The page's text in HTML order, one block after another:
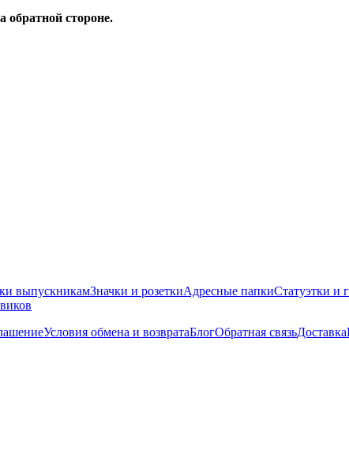
обратной стороне.
выпускникамЗначки и розеткиАдресные папкиСтатуэтки и
Условия обмена и возвратаБлогОбратная связьДоставка